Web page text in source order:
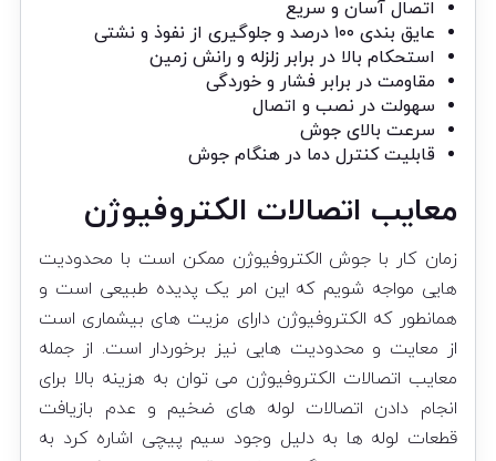
اتصال آسان و سریع
عایق بندی ۱۰۰ درصد و جلوگیری از نفوذ و نشتی
استحکام بالا در برابر زلزله و رانش زمین
مقاومت در برابر فشار و خوردگی
سهولت در نصب و اتصال
سرعت بالای جوش
قابلیت کنترل دما در هنگام جوش
معایب اتصالات الکتروفیوژن
زمان کار با جوش الکتروفیوژن ممکن است با محدودیت
هایی مواجه شویم که این امر یک پدیده طبیعی است و
همانطور که الکتروفیوژن دارای مزیت های بیشماری است
از معایت و محدودیت هایی نیز برخوردار است. از جمله
معایب اتصالات الکتروفیوژن می توان به هزینه بالا برای
انجام دادن اتصالات لوله های ضخیم و عدم بازیافت
قطعات لوله ها به دلیل وجود سیم پیچی اشاره کرد به